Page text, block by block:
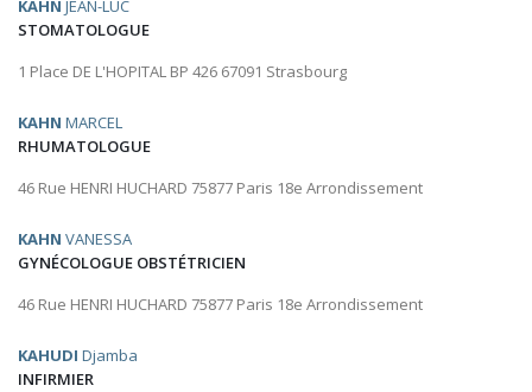
KAHN JEAN-LUC
STOMATOLOGUE
1 Place DE L'HOPITAL BP 426 67091 Strasbourg
KAHN MARCEL
RHUMATOLOGUE
46 Rue HENRI HUCHARD 75877 Paris 18e Arrondissement
KAHN VANESSA
GYNÉCOLOGUE OBSTÉTRICIEN
46 Rue HENRI HUCHARD 75877 Paris 18e Arrondissement
KAHUDI Djamba
INFIRMIER